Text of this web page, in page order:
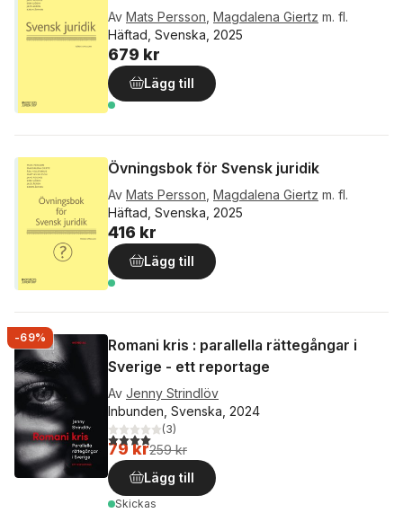
Av Mats Persson Magdalena Giertz m. fl.
Häftad, Svenska, 2025
679 kr
Lägg till
Övningsbok för Svensk juridik
Av Mats Persson Magdalena Giertz m. fl.
Häftad, Svenska, 2025
416 kr
Lägg till
-69%
Romani kris : parallella rättegångar i
Sverige - ett reportage
Av Jenny Strindlöv
Inbunden, Svenska, 2024
4,0utav 5 stjärnor. Totalt antal röster:
(3)
79 kr259 kr
Lägg till
Skickas